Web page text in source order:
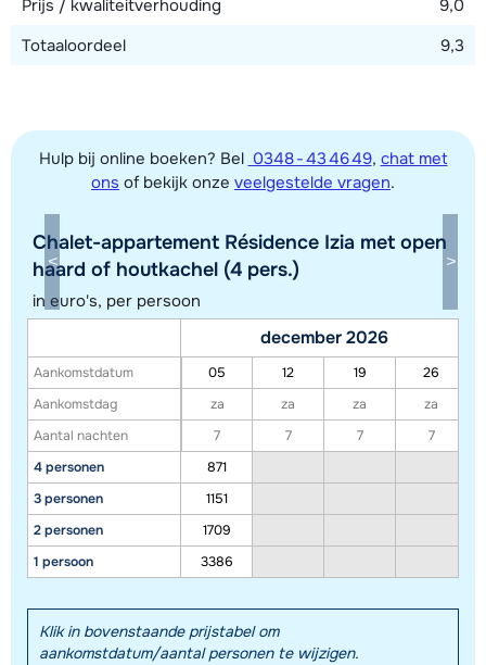
Toon alle accommodaties in dit gebied
Deze kaart geeft een indicatie van de ligging van onze accommodaties. De
exacte locatie kan enigszins afwijken.
Prijs / kwaliteitverhouding
9,0
Totaaloordeel
9,3
Hulp bij online boeken? Bel 0348 - 43 46 49, chat met
ons of bekijk onze veelgestelde vragen.
Chalet-appartement Résidence Izia met open
haard of houtkachel (4 pers.)
in euro's, per persoon
Aankomstdatum
Aankomstdag
Aantal nachten
4 personen
3 personen
2 personen
1 persoon
december 2026
05 12 19
26
za
za za
za
7
7 7
7
871
1151
1709
3386
Klik in bovenstaande prijstabel om
aankomstdatum/aantal personen te wijzigen.